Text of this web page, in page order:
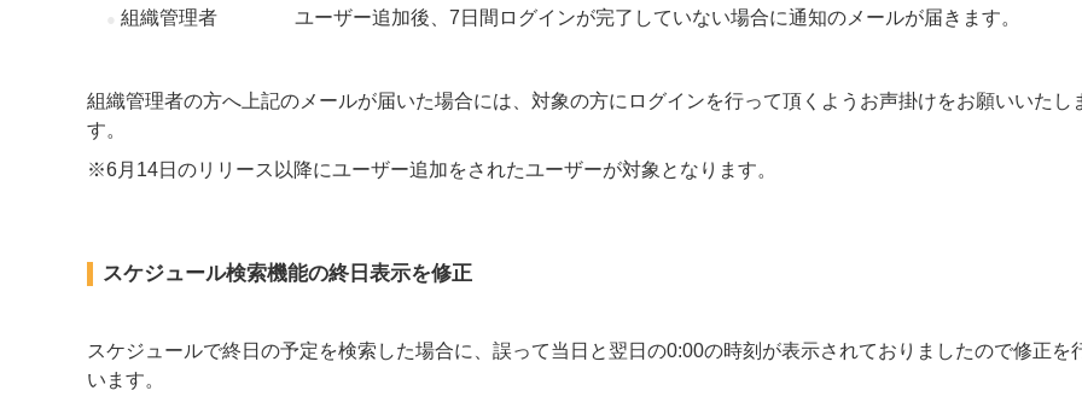
組織管理者 ユーザー追加後、7日間ログインが完了していない場合に通知のメールが届きます。
組織管理者の方へ上記のメールが届いた場合には、対象の方にログインを行って頂くようお声掛けをお願いいたし
す。
※6月14日のリリース以降にユーザー追加をされたユーザーが対象となります。
スケジュール検索機能の終日表示を修正
スケジュールで終日の予定を検索した場合に、誤って当日と翌日の0:00の時刻が表示されておりましたので修正を
います。